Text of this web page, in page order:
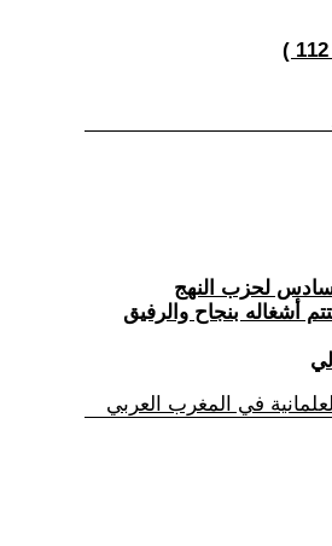
لحزب النهج
أشغاله بنجاح والرفيق
في المغرب العربي